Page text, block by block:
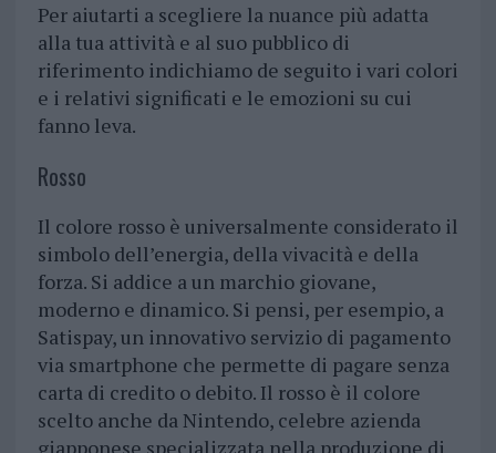
Per aiutarti a scegliere la nuance più adatta
alla tua attività e al suo pubblico di
riferimento indichiamo de seguito i vari colori
e i relativi significati e le emozioni su cui
fanno leva.
Rosso
Il colore rosso è universalmente considerato il
simbolo dell’energia, della vivacità e della
forza. Si addice a un marchio giovane,
moderno e dinamico. Si pensi, per esempio, a
Satispay, un innovativo servizio di pagamento
via smartphone che permette di pagare senza
carta di credito o debito. Il rosso è il colore
scelto anche da Nintendo, celebre azienda